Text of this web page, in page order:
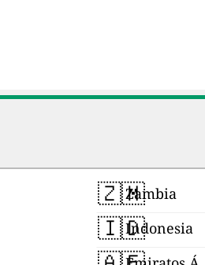
🇿🇲Zambia
🇮🇩Indonesia